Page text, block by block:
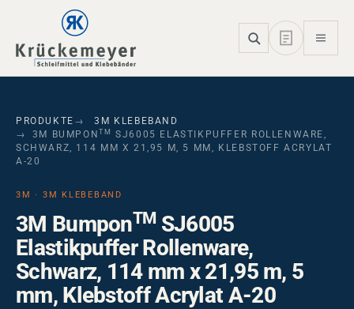
Skip to main navigation
Skip to main content
Skip to page footer
PRODUKTE
3M KLEBEBAND
3M BUMPON TM
SJ6005 ELASTIKPUFFER ROLLENWARE,
SCHWARZ, 114 MM X 21,95 M, 5 MM, KLEBSTOFF ACRYLAT
A-20
3M · 3M KLEBEBAND
3M BumponTMSJ6005
Elastikpuffer Rollenware,
Schwarz, 114 mm x 21,95 m, 5
mm, Klebstoff Acrylat A-20